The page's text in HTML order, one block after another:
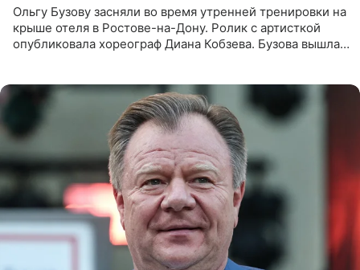
Ольгу Бузову засняли во время утренней тренировки на
крыше отеля в Ростове-на-Дону. Ролик с артисткой
опубликовала хореограф Диана Кобзева. Бузова вышла